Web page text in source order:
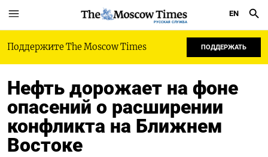
РУССКАЯ СЛУЖБА
EN
Поддержите The Moscow Times ПОДДЕРЖАТЬ
Нефть дорожает на фоне
опасений о расширении
конфликта на Ближнем
Востоке